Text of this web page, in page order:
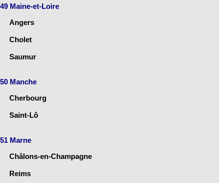
49 Maine-et-Loire
Angers
Cholet
Saumur
50 Manche
Cherbourg
Saint-Lô
51 Marne
Châlons-en-Champagne
Reims